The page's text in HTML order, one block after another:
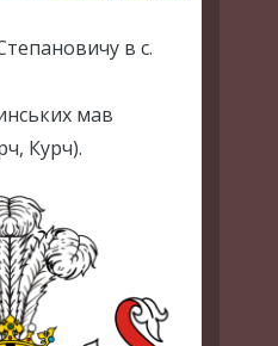
в с.
мав
Курч).